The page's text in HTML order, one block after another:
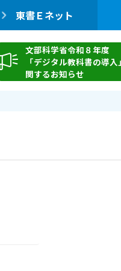
東書Ｅネット
文部科学省令和８年度
「デジタル教科書の導入
関するお知らせ